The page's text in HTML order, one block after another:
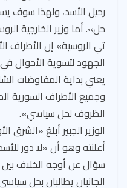
رحيل الأسد، ولهذا سوف
حل». أما وزير الخارجية
تي الروسية» إن الأطراف
يعني بداية المفاوضات
وجميع الأطراف السورية
الظروف لحل سياسي».
الوزير الجبير أبلغ
أعلنته وهو أن «لا دور
سؤال عن أوجه الخلاف